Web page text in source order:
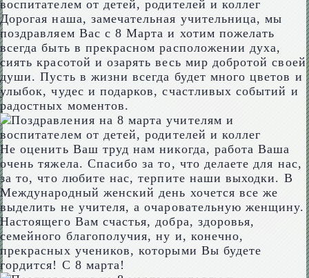
Дорогая наша, замечательная учительница, мы
поздравляем Вас с 8 Марта и хотим пожелать
всегда быть в прекрасном расположении духа,
сиять красотой и озарять весь мир добротой своей
души. Пусть в жизни всегда будет много цветов и
улыбок, чудес и подарков, счастливых событий и
радостных моментов.
Не оценить Ваш труд нам никогда, работа Ваша
очень тяжела. Спасибо за то, что делаете для нас,
за то, что любите нас, терпите наши выходки. В
Международный женский день хочется все же
выделить не учителя, а очаровательную женщину.
Настоящего Вам счастья, добра, здоровья,
семейного благополучия, ну и, конечно,
прекрасных учеников, которыми Вы будете
гордится! С 8 марта!